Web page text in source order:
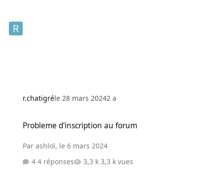
r.chatigréle 28 mars 20242 a
Probleme d'inscription au forum
Parashlol, le 6 mars 2024
4 réponses
3,3 k vues